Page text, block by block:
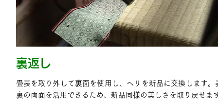
裏返し
畳表を取り外して裏面を使用し、ヘリを新品に交換します。
裏の両面を活用できるため、新品同様の美しさを取り戻せま